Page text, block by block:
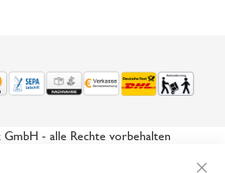
- alle Rechte vorbehalten